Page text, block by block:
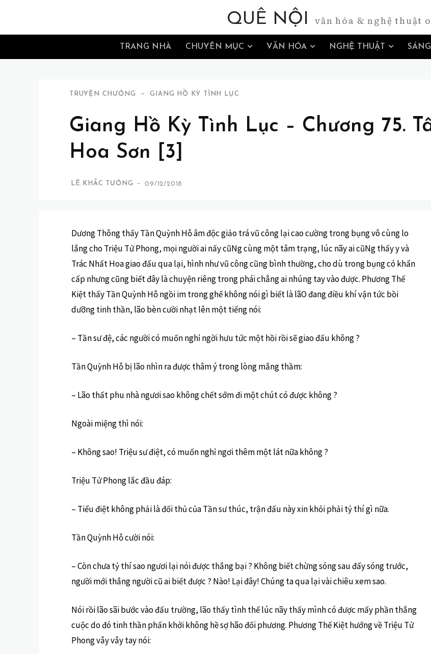
QUÊ NỘI văn hóa & nghệ thuật
TRANG NHÀ CHUYÊN MỤC VĂN HÓA NGHỆ THUẬT
TRUYỆN CHƯỞNG GIANG HỒ KỲ TÌNH LỤC
Giang Hồ Kỳ Tình Lục – Chương 75.
Hoa Sơn [3]
LÊ KHẮC TƯỞNG - 09/12/2018
Dương Thông thấy Tần Quỳnh Hỗ âm độc giảo trá vũ công lại cao cường trong bụng vô cùng lo
lắng cho Triệu Tử Phong, mọi người ai nấy cũNg cùng một tâm trạng, lúc nãy ai cũNg thấy y và
Trác Nhất Hoa giao đấu qua lại, hình như vũ công cũng bình thường, cho dù trong bụng có khẩn
cấp nhưng cũng biết đây là chuyện riêng trong phái chẳng ai nhúng tay vào được. Phương Thế
Kiệt thấy Tần Quỳnh Hỗ ngồi im trong ghế không nói gì biết là lãO đang điều khí vận tức bồi
dưỡng tinh thần, lão bèn cười nhạt lên một tiếng nói:
– Tần sư đệ, các người có muốn nghỉ ngời hưu tức một hồi rồi sẽ giao đấu không ?
Tần Quỳnh Hỗ bị lão nhìn ra được thâm ý trong lòng mắng thầm:
– Lão thất phu nhà ngươi sao không chết sớm đi một chút có được không ?
Ngoài miệng thì nói:
– Không sao! Triệu sư điệt, có muốn nghỉ ngơi thêm một lát nữa không ?
Triệu Tử Phong lắc đầu đáp:
– Tiểu điệt không phải là đối thủ của Tần sư thúc, trận đấu này xin khỏi phải tỷ thí gì nữa.
Tần Quỳnh Hỗ cười nói:
– Còn chưa tỷ thí sao ngươi lại nói được thắng bại ? Không biết chừng sóng sau đẩy sóng trước,
người mới thắng người cũ ai biết được ? Nào! Lại đây! Chúng ta qua lại vài chiêu xem sao.
Nói rồi lão sãi bước vào đấu trường, lão thấy tình thế lúc nãy thấy mình có được mấy phần thắng
cuộc do đó tinh thần phấn khởi không hề sợ hão đối phương. Phương Thế Kiệt hướng về Triệu Tử
Phong vẫy vẫy tay nói: